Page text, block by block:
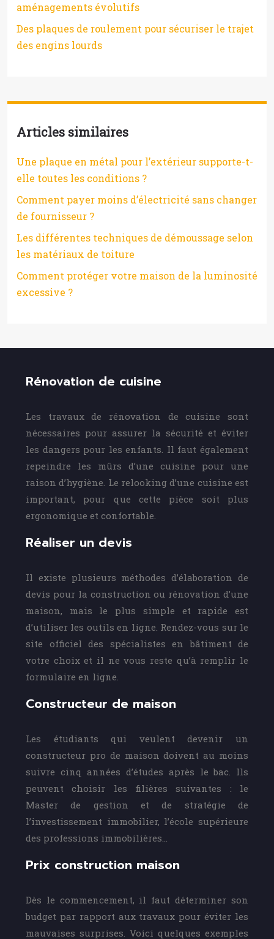
aménagements évolutifs
Des plaques de roulement pour sécuriser le trajet
des engins lourds
Articles similaires
Une plaque en métal pour l’extérieur supporte-t-
elle toutes les conditions ?
Comment payer moins d’électricité sans changer
de fournisseur ?
Les différentes techniques de démoussage selon
les matériaux de toiture
Comment protéger votre maison de la luminosité
excessive ?
Rénovation de cuisine
Les travaux de rénovation de cuisine sont
nécessaires pour assurer la sécurité et éviter
les dangers pour les enfants. Il faut également
repeindre les mûrs d’une cuisine pour une
raison d’hygiène. Le relooking d’une cuisine est
important, pour que cette pièce soit plus
ergonomique et confortable.
Réaliser un devis
Il existe plusieurs méthodes d’élaboration de
devis pour la construction ou rénovation d’une
maison, mais le plus simple et rapide est
d’utiliser les outils en ligne. Rendez-vous sur le
site officiel des spécialistes en bâtiment de
votre choix et il ne vous reste qu’à remplir le
formulaire en ligne.
Constructeur de maison
Les étudiants qui veulent devenir un
constructeur pro de maison doivent au moins
suivre cinq années d’études après le bac. Ils
peuvent choisir les filières suivantes : le
Master de gestion et de stratégie de
l’investissement immobilier, l’école supérieure
des professions immobilières…
Prix construction maison
Dès le commencement, il faut déterminer son
budget par rapport aux travaux pour éviter les
mauvaises surprises. Voici quelques exemples